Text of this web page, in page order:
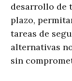
desarrollo de
plazo,
tareas de
alternativas
sin